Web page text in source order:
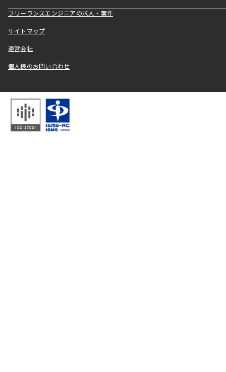
フリーランスエンジニアの求人・案件
サイトマップ
運営会社
個人様のお問い合わせ